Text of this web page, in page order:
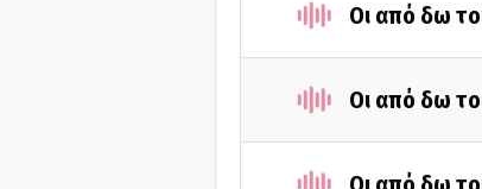
Οι από δω
Οι από δω